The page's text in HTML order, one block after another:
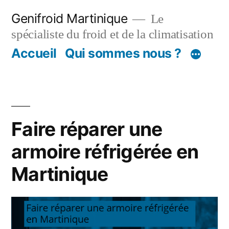
contenu
Genifroid Martinique
Le
spécialiste du froid et de la climatisation
Accueil Qui sommes nous ?
Faire réparer une
armoire réfrigérée en
Martinique